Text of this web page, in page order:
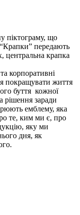
піктограму, що
“Крапки” передають
центральна крапка
корпоративні
покращувати життя
буття кожної
рішення заради
емблему, яка
те, ким ми є, про
яку ми
дня, як